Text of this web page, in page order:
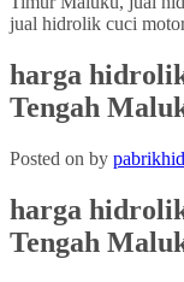
harga
Tengah
Posted on by
harga
Tengah